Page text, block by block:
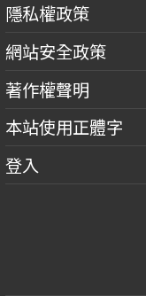
隱私權政策
網站安全政策
著作權聲明
本站使用正體字
登入